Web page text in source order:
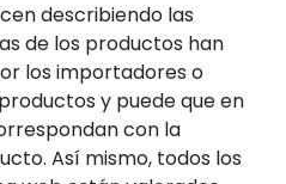
describiendo las
de los productos han
los importadores o
y puede que en
con la
Así mismo, todos los